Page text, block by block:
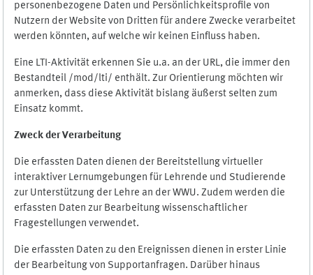
personenbezogene Daten und Persönlichkeitsprofile von
Nutzern der Website von Dritten für andere Zwecke verarbeitet
werden könnten, auf welche wir keinen Einfluss haben.
Eine LTI-Aktivität erkennen Sie u.a. an der URL, die immer den
Bestandteil /mod/lti/ enthält. Zur Orientierung möchten wir
anmerken, dass diese Aktivität bislang äußerst selten zum
Einsatz kommt.
Zweck der Verarbeitung
Die erfassten Daten dienen der Bereitstellung virtueller
interaktiver Lernumgebungen für Lehrende und Studierende
zur Unterstützung der Lehre an der WWU. Zudem werden die
erfassten Daten zur Bearbeitung wissenschaftlicher
Fragestellungen verwendet.
Die erfassten Daten zu den Ereignissen dienen in erster Linie
der Bearbeitung von Supportanfragen. Darüber hinaus